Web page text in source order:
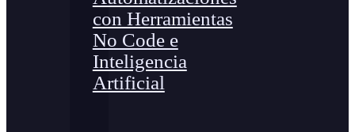
con Herramientas
No Code e
Inteligencia
Artificial